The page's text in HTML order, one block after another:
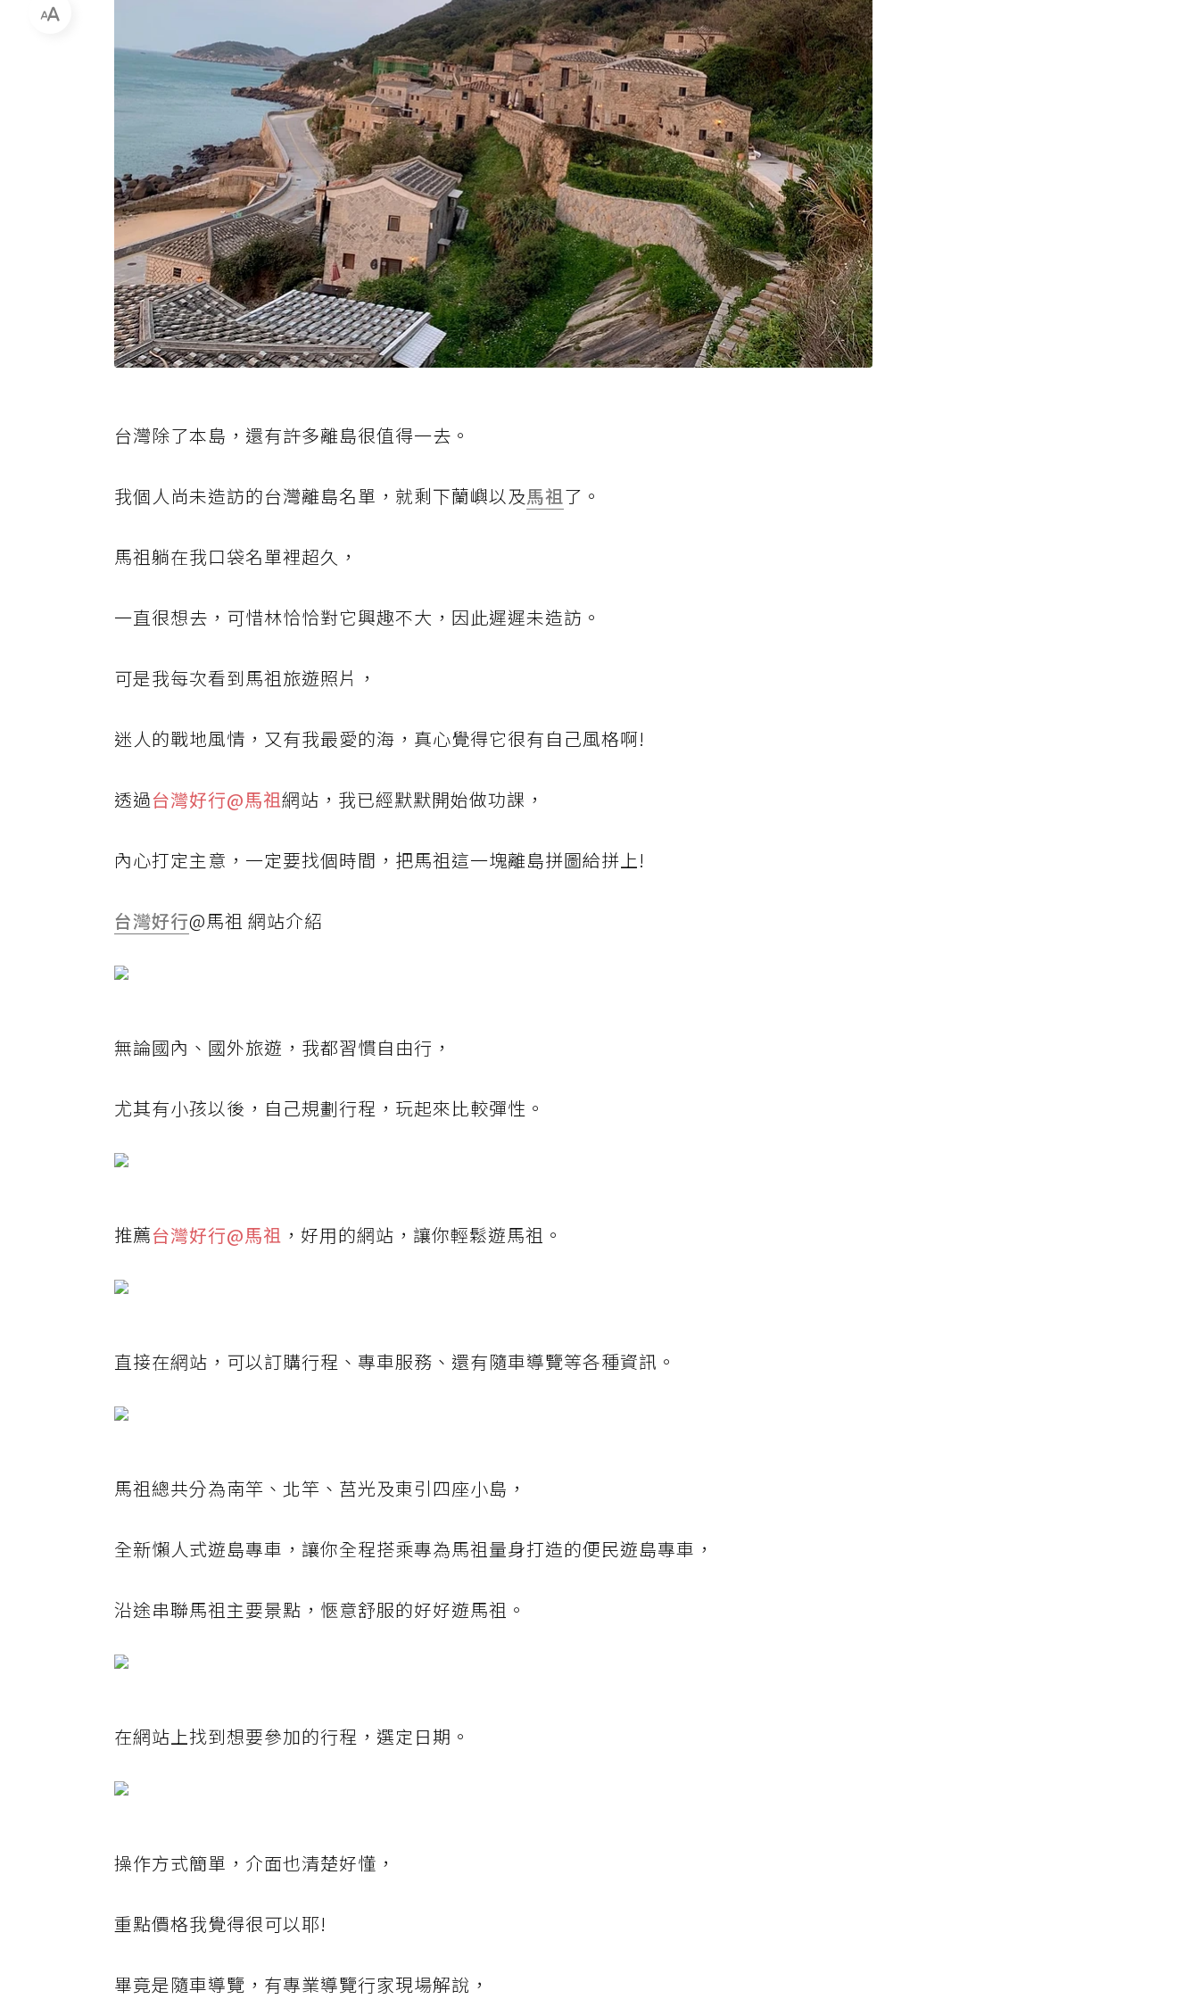
台灣除了本島，還有許多離島很值得一去。
我個人尚未造訪的台灣離島名單，就剩下蘭嶼以及馬祖了。
馬祖躺在我口袋名單裡超久，
一直很想去，可惜林恰恰對它興趣不大，因此遲遲未造訪。
可是我每次看到馬祖旅遊照片，
迷人的戰地風情，又有我最愛的海，真心覺得它很有自己風格啊!
透過台灣好行@馬祖網站，我已經默默開始做功課，
內心打定主意，一定要找個時間，把馬祖這一塊離島拼圖給拼上!
台灣好行@馬祖 網站介紹
無論國內、國外旅遊，我都習慣自由行，
尤其有小孩以後，自己規劃行程，玩起來比較彈性。
推薦台灣好行@馬祖 ，好用的網站，讓你輕鬆遊馬祖。
直接在網站，可以訂購行程、專車服務、還有隨車導覽等各種資訊。
馬祖總共分為南竿、北竿、莒光及東引四座小島，
全新懶人式遊島專車，讓你全程搭乘專為馬祖量身打造的便民遊島專車，
沿途串聯馬祖主要景點，愜意舒服的好好遊馬祖。
在網站上找到想要參加的行程，選定日期。
操作方式簡單，介面也清楚好懂，
重點價格我覺得很可以耶!
畢竟是隨車導覽，有專業導覽行家現場解說，